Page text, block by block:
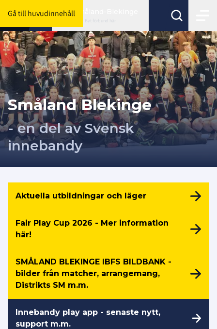
Gå till huvudinnehållSmåland-Blekinge
Byt förbund här
Småland Blekinge
- en del av Svensk
innebandy
Aktuella utbildningar och läger
Fair Play Cup 2026 - Mer information
här!
SMÅLAND BLEKINGE IBFS BILDBANK -
bilder från matcher, arrangemang,
Distrikts SM m.m.
Innebandy play app - senaste nytt,
support m.m.